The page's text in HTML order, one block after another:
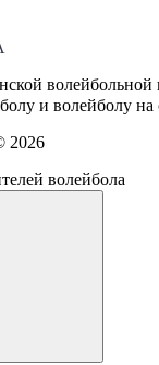
и волейболу
2026
волейбола